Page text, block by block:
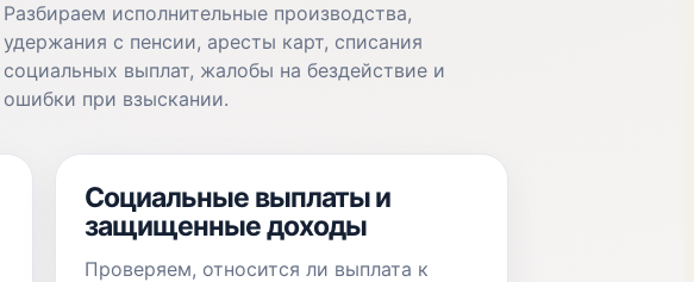
Разбираем исполнительные производства,
удержания с пенсии, аресты карт, списания
социальных выплат, жалобы на бездействие и
ошибки при взыскании.
Социальные выплаты и
защищенные доходы
Проверяем, относится ли выплата к